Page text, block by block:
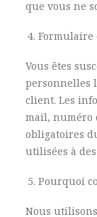
que vous ne
Formulaire
Vous êtes
personnelles
client. Les
mail, numéro
obligatoires
utilisées à
Pourquoi
Nous